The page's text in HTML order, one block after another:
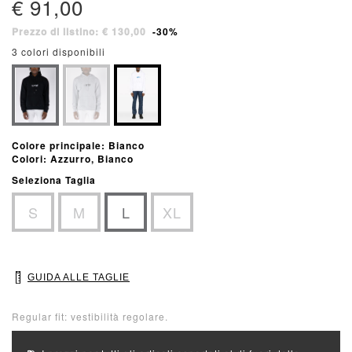
€ 91,00
Prezzo di listino: € 130,00 -30%
3 colori disponibili
Colore principale: Bianco
Colori: Azzurro, Bianco
Seleziona Taglia
S M L XL
GUIDA ALLE TAGLIE
Regular fit: vestibilità regolare.